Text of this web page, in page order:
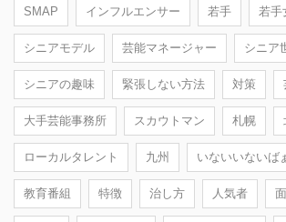
SMAP インフルエンサー 若手 若手
シニアモデル 芸能マネージャー シニア
シニアの趣味 緊張しない方法 対策
大手芸能事務所 スカウトマン 札幌
ローカルタレント 九州 いないいないば
教育番組 特徴 治し方 人気者